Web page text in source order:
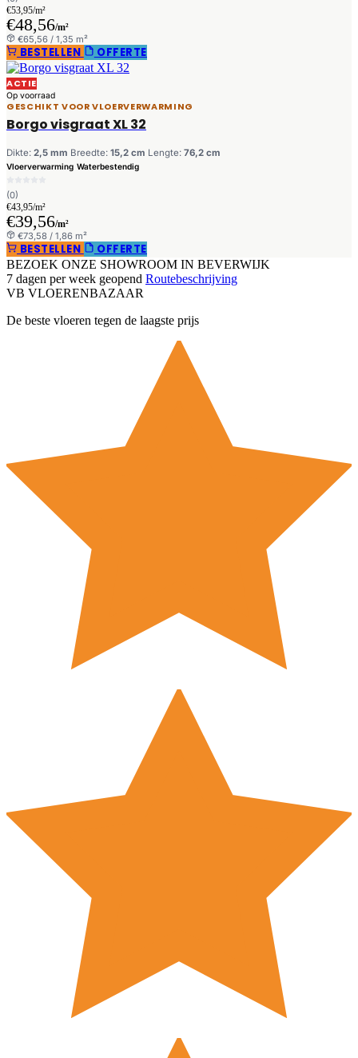
€53,95/m²
€48,56/m²
€65,56 / 1,35 m²
BESTELLEN OFFERTE
ACTIE
Op voorraad
GESCHIKT VOOR VLOERVERWARMING
Borgo visgraat XL 32
Dikte: 2,5 mm Breedte: 15,2 cm Lengte: 76,2 cm
Vloerverwarming Waterbestendig
(0)
€43,95/m²
€39,56/m²
€73,58 / 1,86 m²
BESTELLEN OFFERTE
BEZOEK ONZE SHOWROOM IN BEVERWIJK
7 dagen per week geopend Routebeschrijving
VB VLOERENBAZAAR
De beste vloeren tegen de laagste prijs